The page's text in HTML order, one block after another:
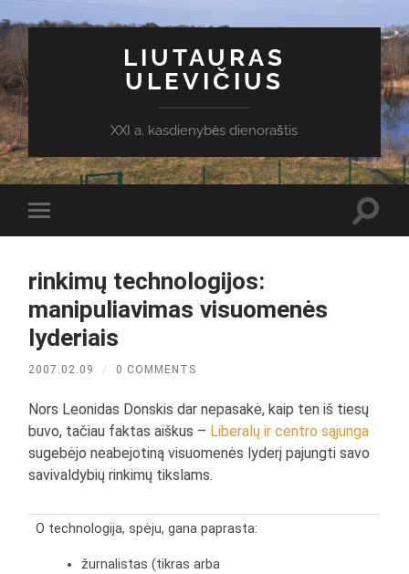
LIUTAURAS
ULEVIČIUS
XXI a. kasdienybės dienoraštis
Toggle
mobile
rinkimų technologijos:
manipuliavimas visuomenės
lyderiais
2007.02.09 / 0 COMMENTS
Nors Leonidas Donskis dar nepasakė, kaip ten iš tiesų
buvo, tačiau faktas aiškus – Liberalų ir centro sąjunga
sugebėjo neabejotiną visuomenės lyderį pajungti savo
savivaldybių rinkimų tikslams.
O technologija, spėju, gana paprasta:
žurnalistas (tikras arba